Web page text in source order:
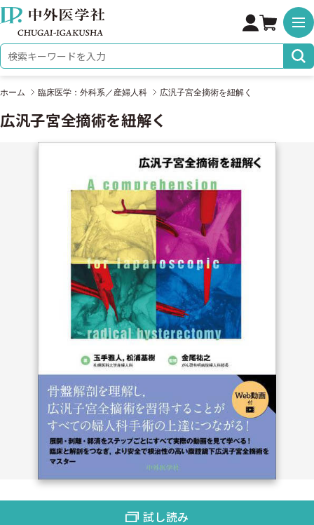
株式会社 中外医学社
検索キーワード
ホーム 臨床医学：外科系／産婦人科 広汎子宮全摘術を紐解く
広汎子宮全摘術を紐解く
試し読み